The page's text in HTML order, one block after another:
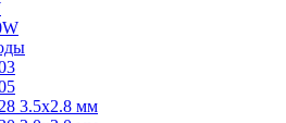
3.5х2.8 мм